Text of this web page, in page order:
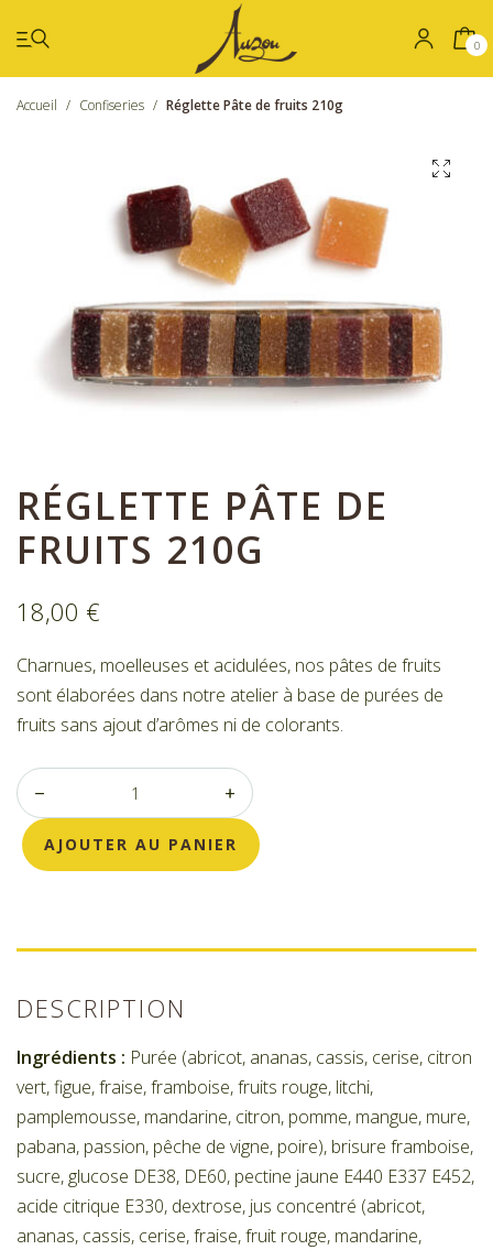
0
Accueil / Confiseries / Réglette Pâte de fruits 210g
RÉGLETTE PÂTE DE
FRUITS 210G
18,00 €
Charnues, moelleuses et acidulées, nos pâtes de fruits
sont élaborées dans notre atelier à base de purées de
fruits sans ajout d’arômes ni de colorants.
AJOUTER AU PANIER
DESCRIPTION
Ingrédients : Purée (abricot, ananas, cassis, cerise, citron
vert, figue, fraise, framboise, fruits rouge, litchi,
pamplemousse, mandarine, citron, pomme, mangue, mure,
pabana, passion, pêche de vigne, poire), brisure framboise,
sucre, glucose DE38, DE60, pectine jaune E440 E337 E452,
acide citrique E330, dextrose, jus concentré (abricot,
ananas, cassis, cerise, fraise, fruit rouge, mandarine,
Chocolat
Confiseries
Nos bonbons de chocolat
Mon compte